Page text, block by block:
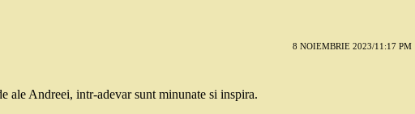
8 NOIEMBRIE 2023/11:17 PM
ale Andreei, intr-adevar sunt minunate si inspira.